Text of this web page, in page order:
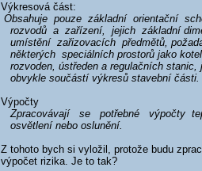
Výkresová část:
Obsahuje pouze základní orientační
rozvodů a zařízení, jejich základní
umístění zařizovacích předmětů,
některých speciálních prostorů jako
rozvoden, ústředen a regulačních
obvykle součástí výkresů stavební části.
Výpočty
Zpracovávají se potřebné výpočty
osvětlení nebo oslunění.
Z tohoto bych si vyložil, protože budu
výpočet rizika. Je to tak?